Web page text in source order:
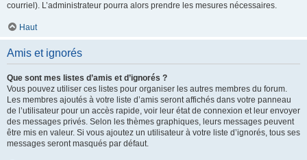
courriel). L’administrateur pourra alors prendre les mesures nécessaires.
Haut
Amis et ignorés
Que sont mes listes d’amis et d’ignorés ?
Vous pouvez utiliser ces listes pour organiser les autres membres du forum.
Les membres ajoutés à votre liste d’amis seront affichés dans votre panneau
de l’utilisateur pour un accès rapide, voir leur état de connexion et leur envoyer
des messages privés. Selon les thèmes graphiques, leurs messages peuvent
être mis en valeur. Si vous ajoutez un utilisateur à votre liste d’ignorés, tous ses
messages seront masqués par défaut.